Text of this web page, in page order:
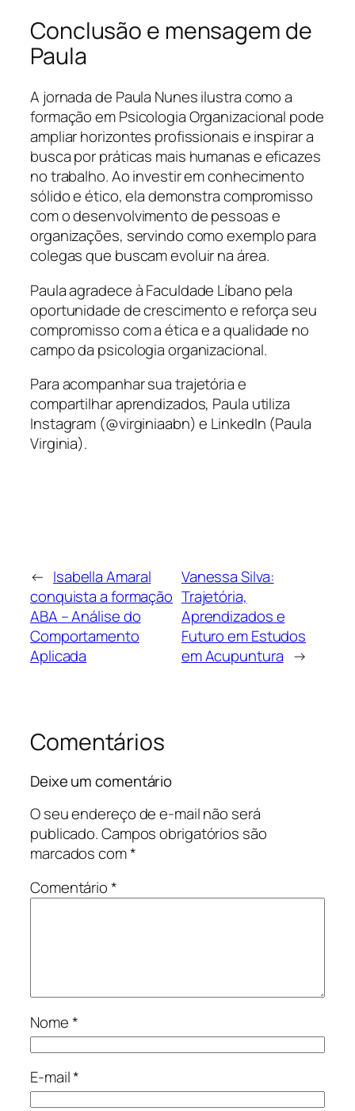
Conclusão e mensagem de
Paula
A jornada de Paula Nunes ilustra como a
formação em Psicologia Organizacional pode
ampliar horizontes profissionais e inspirar a
busca por práticas mais humanas e eficazes
no trabalho. Ao investir em conhecimento
sólido e ético, ela demonstra compromisso
com o desenvolvimento de pessoas e
organizações, servindo como exemplo para
colegas que buscam evoluir na área.
Paula agradece à Faculdade Líbano pela
oportunidade de crescimento e reforça seu
compromisso com a ética e a qualidade no
campo da psicologia organizacional.
Para acompanhar sua trajetória e
compartilhar aprendizados, Paula utiliza
Instagram (@virginiaabn) e LinkedIn (Paula
Virginia).
← Isabella Amaral
conquista a formação
ABA – Análise do
Comportamento
Aplicada
Vanessa Silva:
Trajetória,
Aprendizados e
Futuro em Estudos
em Acupuntura →
Comentários
Deixe um comentário
O seu endereço de e-mail não será
publicado.Campos obrigatórios são
marcados com*
Comentário*
Nome*
E-mail*